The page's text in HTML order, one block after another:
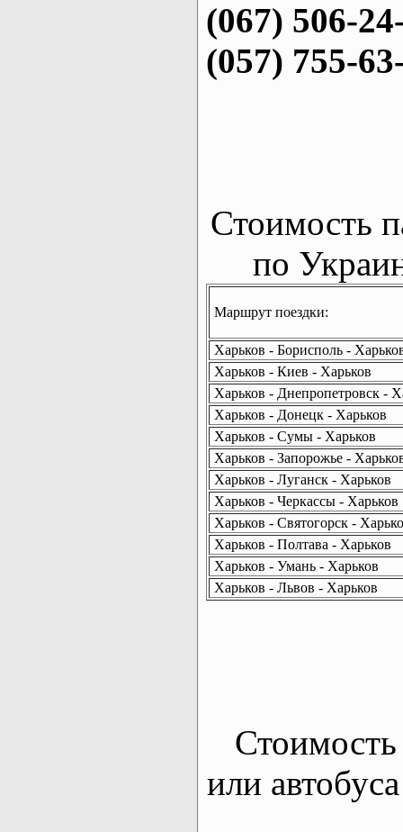
(067) 506-
(057) 755-
Стоимость
по
Маршрут поездки:
Харьков - Борисполь -
Харьков - Киев - Харьков
Харьков - Днепропетровск -
Харьков - Донецк - Харьков
Харьков - Сумы - Харьков
Харьков - Запорожье -
Харьков - Луганск - Харьков
Харьков - Черкассы - Харьков
Харьков - Святогорск -
Харьков - Полтава - Харьков
Харьков - Умань - Харьков
Харьков - Львов - Харьков
Стоимость
или